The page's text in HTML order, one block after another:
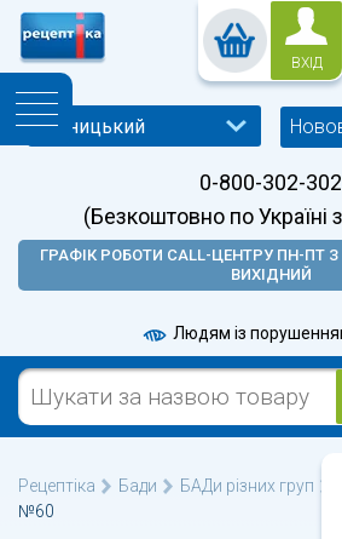
ВХІД
0-800-302-302
(Безкоштовно по Україні
ГРАФІК РОБОТИ CALL-ЦЕНТРУ ПН-ПТ З
ВИХІДНИЙ
Людям із
Рецептіка Бади БАДи різних груп
№60